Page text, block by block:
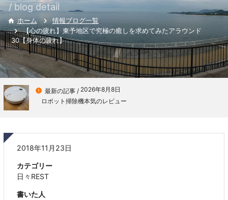
/ blog detail
 ホーム
情報ブログ一覧
【心の疲れ】東予地区で究極の癒しを求めてみたアラウンド
30【身体の疲れ】
 最新の記事 / 2026年8月8日
ロボット掃除機本気のレビュー
2018年11月23日
カテゴリー
日々REST
書いた人